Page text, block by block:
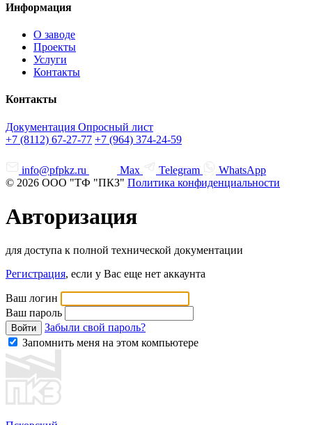
Информация
О заводе
Проекты
Услуги
Контакты
Контакты
Документация Опросный лист
+7 (8112) 67-27-77 +7 (964) 374-24-59
info@pfpkz.ru Max Telegram
WhatsApp
© 2026 ООО "ТФ "ПКЗ" Политика конфиденциальности
Авторизация
для доступа к полной технической документации
Регистрация, если у Вас еще нет аккаунта
Ваш логин
Ваш пароль
Войти
Забыли свой пароль?
Запомнить меня на этом компьютере